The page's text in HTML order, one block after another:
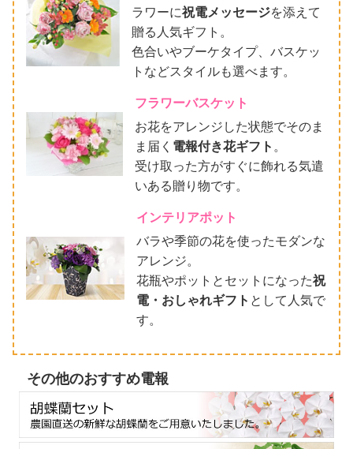
ラワーに祝電メッセージを添えて
贈る人気ギフト。
色合いやブーケタイプ、バスケッ
トなどスタイルも選べます。
フラワーバスケット
お花をアレンジした状態でそのま
ま届く 電報付き花ギフト 。
受け取った方がすぐに飾れる気遣
いある贈り物です。
インテリアポット
バラや季節の花を使ったモダンな
アレンジ。
花瓶やポットとセットになった祝
電・おしゃれギフト として人気で
す。
その他のおすすめ電報